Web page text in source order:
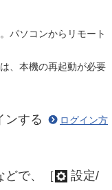
パソコンからリモート
、本機の再起動が必要
ンする
ログイン方
どで、［
設定/